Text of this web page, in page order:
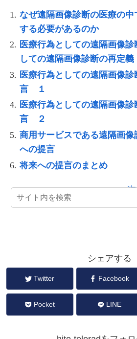
なぜ遠隔画像診断の医療の
する必要があるのか
医療行為としての遠隔画像診
しての遠隔画像診断の再定義
医療行為としての遠隔画像
言 １
医療行為としての遠隔画像
言 ２
商用サービスである遠隔画像
への提言
将来への提言のまとめ
シェアする
Twitter Facebook
Pocket LINE